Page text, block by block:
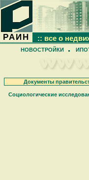
РАИН :: все о
НОВОСТРОЙКИ
Документы
Социологические